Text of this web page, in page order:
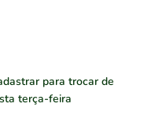
para trocar de
terça-feira